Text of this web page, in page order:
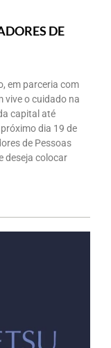
DE
em parceria com
vive o cuidado na
capital até
dia 19 de
de Pessoas
deseja colocar